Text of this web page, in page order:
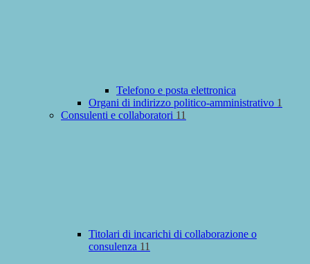
Telefono e posta elettronica
Organi di indirizzo politico-amministrativo 1
Consulenti e collaboratori 11
Titolari di incarichi di collaborazione o
consulenza 11